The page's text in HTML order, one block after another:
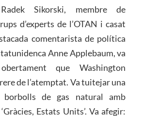
Sikorski, membre de
d’experts de l’OTAN i casat
comentarista de política
Anne Applebaum, va
que Washington
de l’atemptat. Va tuitejar una
de gas natural amb
Estats Units’. Va afegir: